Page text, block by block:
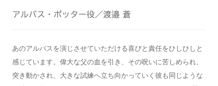
アルバス・ポッター役／渡邉 蒼
あのアルバスを演じさせていただける喜びと責任をひしひしと
感じています。偉大な父の血を引き、その呪いに苦しめられ、
突き動かされ、大きな試練へ立ち向かっていく彼も同じような